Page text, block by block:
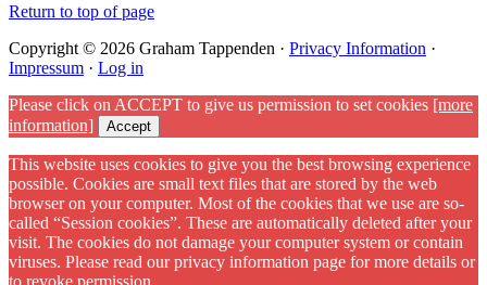
Return to top of page
Copyright © 2026 Graham Tappenden · Privacy Information ·
Impressum · Log in
Please click on ACCEPT to give us permission to set cookies [more
information]
Accept
This website uses cookies to give you the best browsing experience
possible. Cookies are small text files that are stored by the web
browser on your computer. Most of the cookies that we use are so-
called “Session cookies”. These are automatically deleted after your
visit. The cookies do not damage your computer system or contain
viruses. Please read our privacy information page for more details or
to revoke permission.